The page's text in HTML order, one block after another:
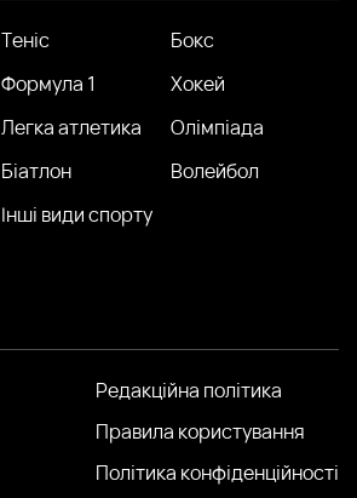
Теніс
Бокс
Формула 1
Хокей
Легка атлетика
Олімпіада
Біатлон
Волейбол
Інші види спорту
Редакційна політика
Правила користування
Політика конфіденційності